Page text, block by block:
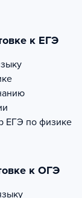
к ЕГЭ
ЕГЭ по физике
к ОГЭ